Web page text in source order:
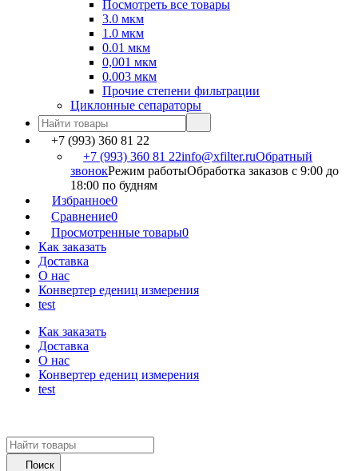
Посмотреть все товары
3.0 мкм
1.0 мкм
0.01 мкм
0,001 мкм
0.003 мкм
Прочие степени фильтрации
Циклонные сепараторы
+7 (993) 360 81 22
+7 (993) 360 81 22info@xfilter.ruОбратный
звонокРежим работыОбработка заказов с 9:00 до
18:00 по будням
Избранное0
Сравнение0
Просмотренные товары0
Как заказать
Доставка
О нас
Конвертер едениц измерения
test
Как заказать
Доставка
О нас
Конвертер едениц измерения
test
Поиск